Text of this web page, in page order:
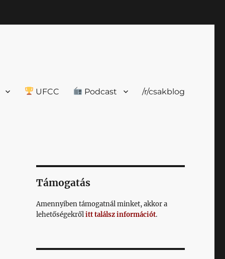
UFCC Podcast /r/csakblog
Támogatás
Amennyiben támogatnál minket, akkor a
lehetőségekrőlitt találsz információt.